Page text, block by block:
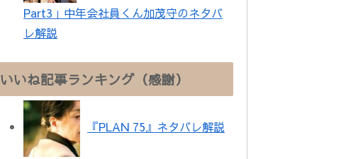
Part3」中年会社員くん加茂守のネタバ
レ解説
いいね記事ランキング（感謝）
『PLAN 75』ネタバレ解説